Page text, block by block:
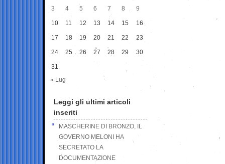
3 4 5 6 7 8 9
10 11 12 13 14 15 16
17 18 19 20 21 22 23
24 25 26 27 28 29 30
31
« Lug
Leggi gli ultimi articoli
inseriti
MASCHERINE DI BRONZO, IL
GOVERNO MELONI HA
SECRETATO LA
DOCUMENTAZIONE